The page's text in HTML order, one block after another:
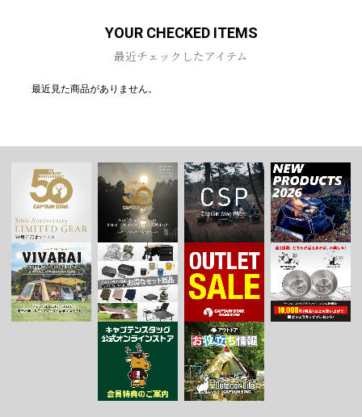
YOUR CHECKED ITEMS
最近チェックしたアイテム
最近見た商品がありません。